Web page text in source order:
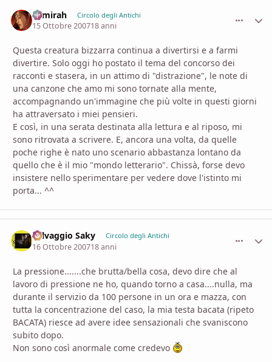
Samirah Circolo degli Antichi
15 Ottobre 200718 anni
Questa creatura bizzarra continua a divertirsi e a farmi
divertire. Solo oggi ho postato il tema del concorso dei
racconti e stasera, in un attimo di "distrazione", le note di
una canzone che amo mi sono tornate alla mente,
accompagnando un'immagine che più volte in questi giorni
ha attraversato i miei pensieri.
E così, in una serata destinata alla lettura e al riposo, mi
sono ritrovata a scrivere. E, ancora una volta, da quelle
poche righe è nato uno scenario abbastanza lontano da
quello che è il mio "mondo letterario". Chissà, forse devo
insistere nello sperimentare per vedere dove l'istinto mi
porta... ^^
Selvaggio Saky Circolo degli Antichi
16 Ottobre 200718 anni
La pressione.......che brutta/bella cosa, devo dire che al
lavoro di pressione ne ho, quando torno a casa....nulla, ma
durante il servizio da 100 persone in un ora e mazza, con
tutta la concentrazione del caso, la mia testa bacata (ripeto
BACATA) riesce ad avere idee sensazionali che svaniscono
subito dopo.
Non sono così anormale come credevo